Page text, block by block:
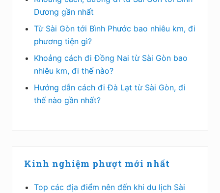
Dương gần nhất
Từ Sài Gòn tới Bình Phước bao nhiêu km, đi
phương tiện gì?
Khoảng cách đi Đồng Nai từ Sài Gòn bao
nhiêu km, đi thế nào?
Hướng dẫn cách đi Đà Lạt từ Sài Gòn, đi
thế nào gần nhất?
Kinh nghiệm phượt mới nhất
Top các địa điểm nên đến khi du lịch Sài